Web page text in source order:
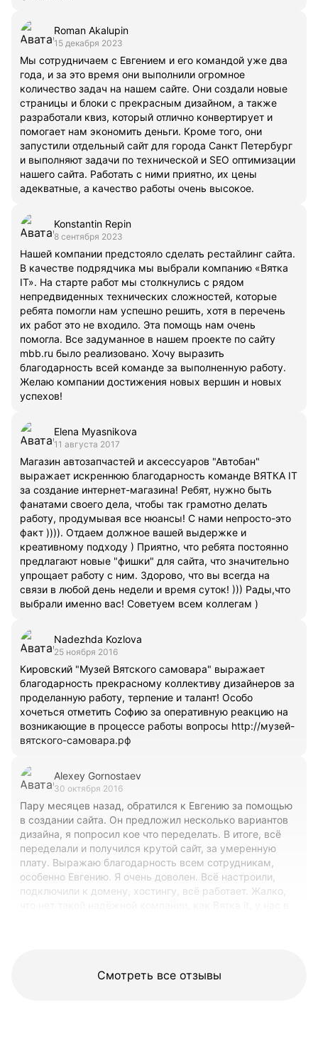
Roman Akalupin
15 декабря 2023
Мы сотрудничаем с Евгением и его командой уже два
года, и за это время они выполнили огромное
количество задач на нашем сайте. Они создали новые
страницы и блоки с прекрасным дизайном, а также
разработали квиз, который отлично конвертирует и
помогает нам экономить деньги. Кроме того, они
запустили отдельный сайт для города Санкт Петербург
и выполняют задачи по технической и SEO оптимизации
нашего сайта. Работать с ними приятно, их цены
адекватные, а качество работы очень высокое.
Konstantin Repin
8 сентября 2023
Нашей компании предстояло сделать рестайлинг сайта.
В качестве подрядчика мы выбрали компанию «Вятка
IT». На старте работ мы столкнулись с рядом
непредвиденных технических сложностей, которые
ребята помогли нам успешно решить, хотя в перечень
их работ это не входило. Эта помощь нам очень
помогла. Все задуманное в нашем проекте по сайту
mbb.ru было реализовано. Хочу выразить
благодарность всей команде за выполненную работу.
Желаю компании достижения новых вершин и новых
успехов!
Elena Myasnikova
11 августа 2017
Магазин автозапчастей и аксессуаров "Автобан"
выражает искреннюю благодарность команде ВЯТКА IT
за создание интернет-магазина! Ребят, нужно быть
фанатами своего дела, чтобы так грамотно делать
работу, продумывая все нюансы! С нами непросто-это
факт )))). Отдаем должное вашей выдержке и
креативному подходу ) Приятно, что ребята постоянно
предлагают новые "фишки" для сайта, что значительно
упрощает работу с ним. Здорово, что вы всегда на
связи в любой день недели и время суток! ))) Рады,что
выбрали именно вас! Советуем всем коллегам )
Nadezhda Kozlova
25 ноября 2016
Кировский "Музей Вятского самовара" выражает
благодарность прекрасному коллективу дизайнеров за
проделанную работу, терпение и талант! Особо
хочеться отметить Софию за оперативную реакцию на
возникающие в процессе работы вопросы http://музей-
вятского-самовара.рф
Alexey Gornostaev
30 октября 2016
Пару месяцев назад, обратился к Евгению за помощью
в создании сайта. Он предложил несколько вариантов
дизайна, я попросил кое что переделать. В итоге, всё
переделали и получился крутой сайт, за умеренную
плату. Выражаю благодарность всем сотрудникам,
особенно Евгению. Я очень доволен. Всё настроили,
подключили к домену, хостингу, всё работает. Жалко,
Смотреть все отзывы